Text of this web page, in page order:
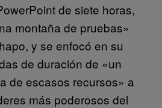
de siete horas,
montaña de pruebas»
y se enfocó en su
de duración de «un
de escasos recursos» a
más poderosos del